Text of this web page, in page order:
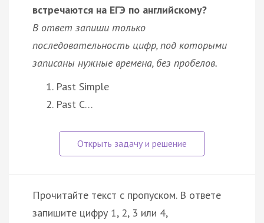
встречаются на ЕГЭ по английскому?
В ответ запиши только
последовательность цифр, под которыми
записаны нужные времена, без пробелов.
Past Simple
Past C…
Прочитайте текст с пропуском. В ответе
запишите цифру 1, 2, 3 или 4,